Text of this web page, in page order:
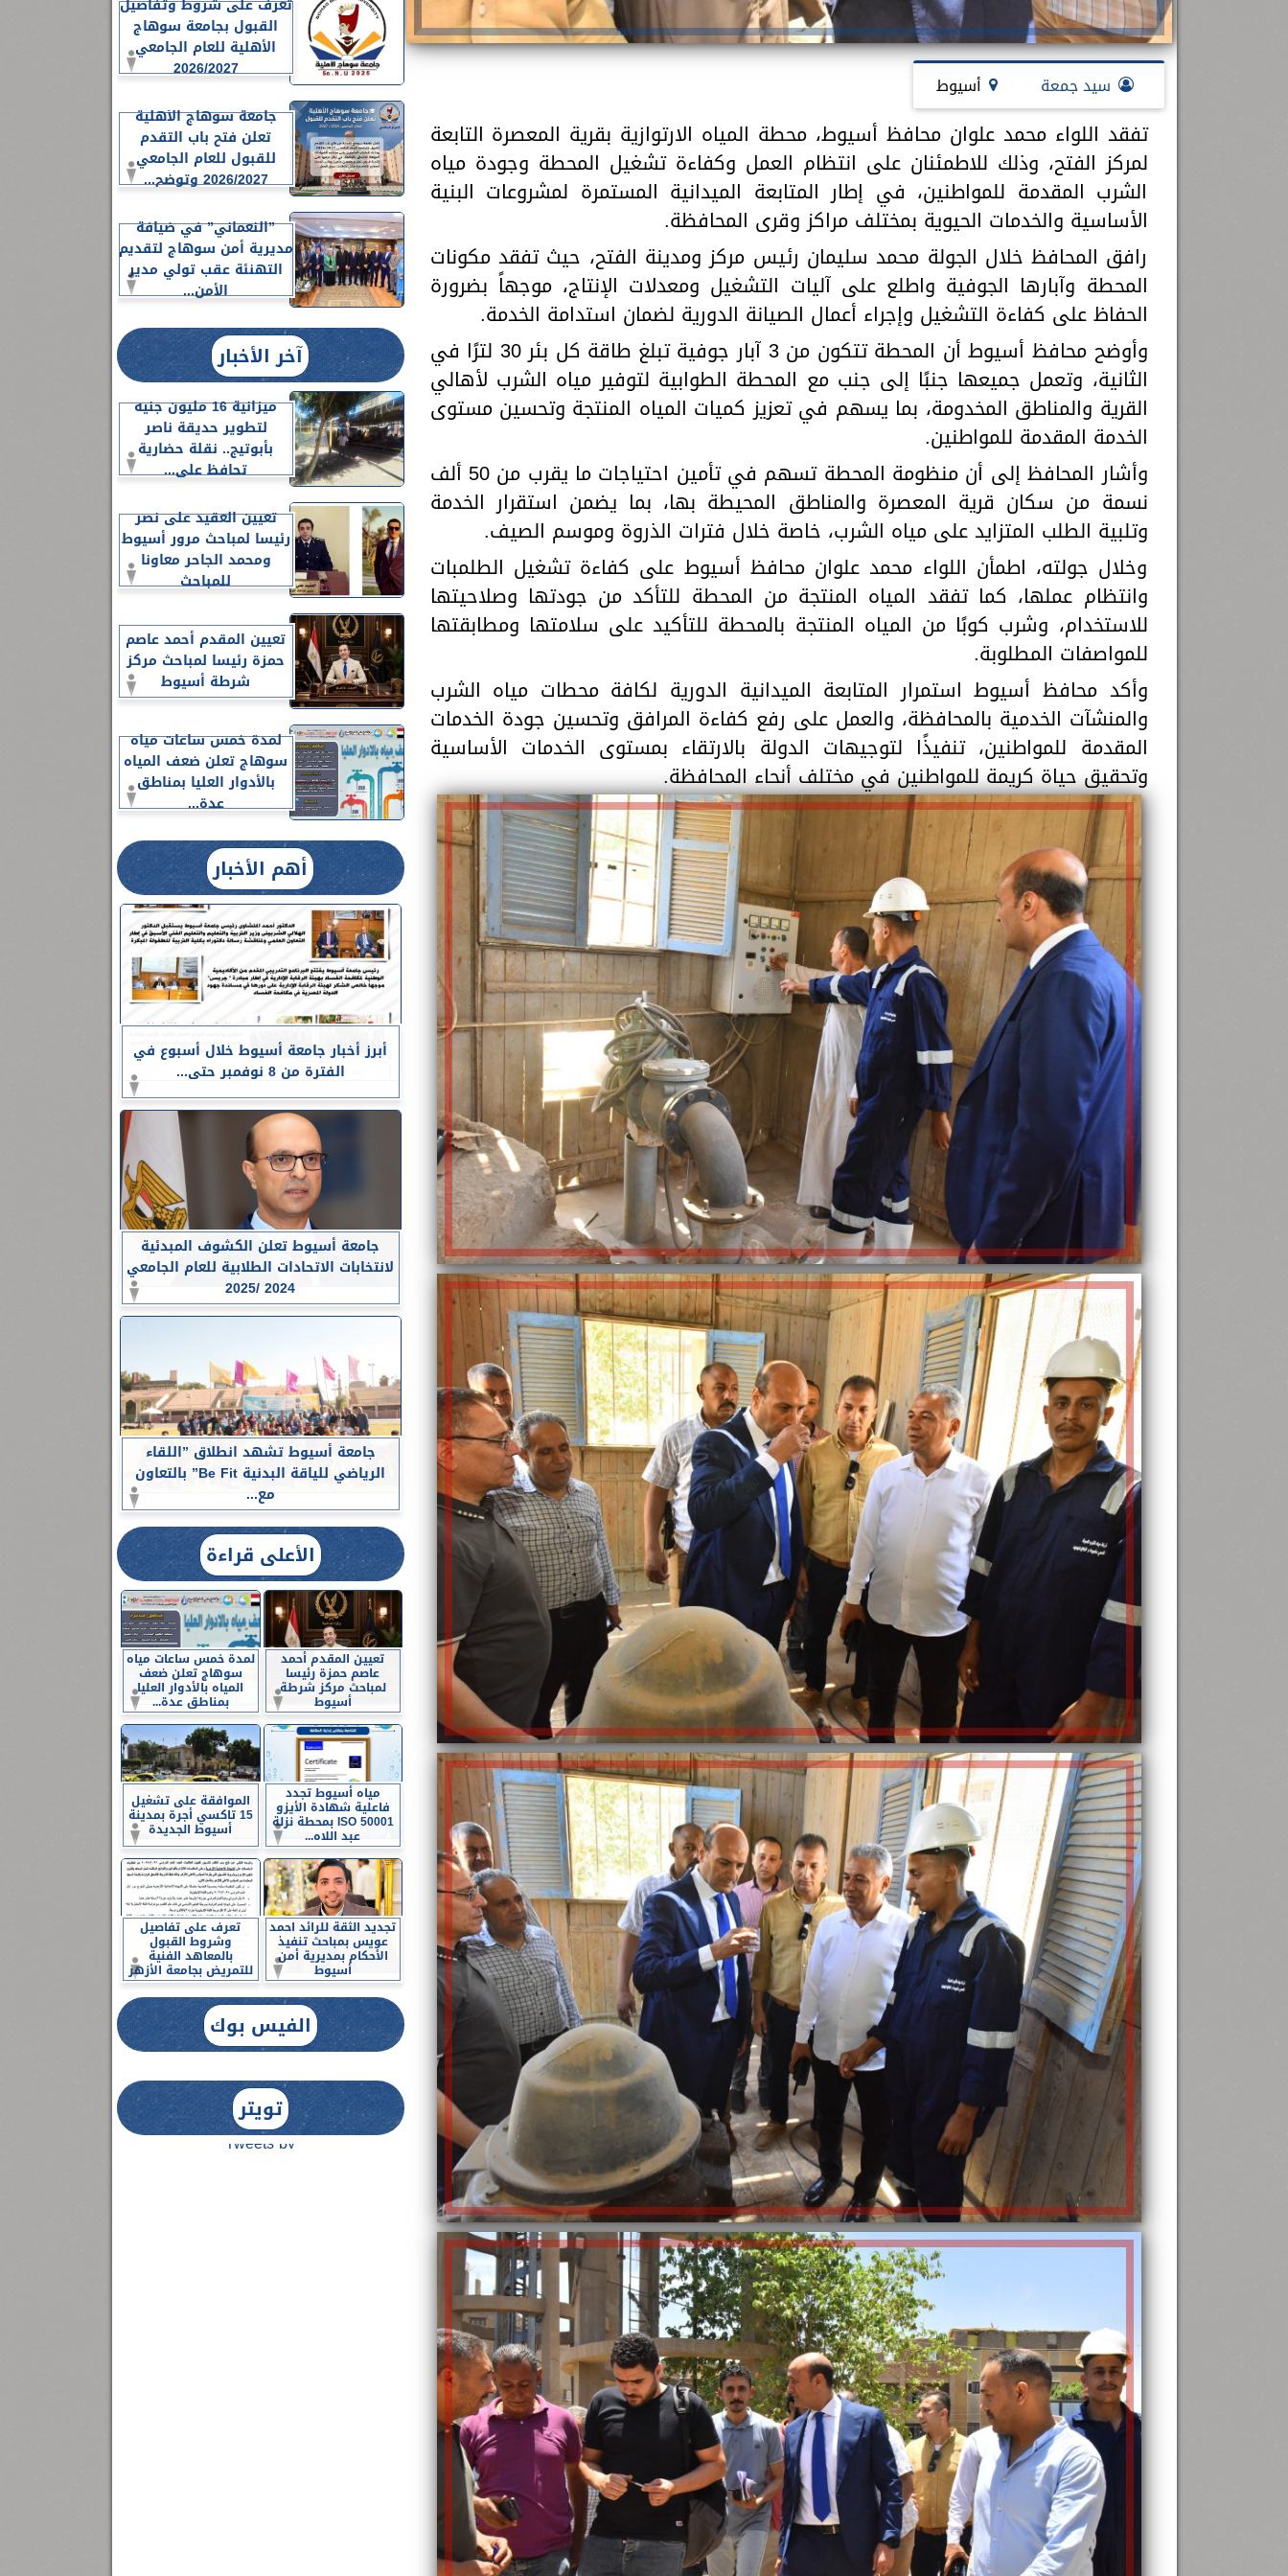
سيد جمعة أسيوط
تفقد اللواء محمد علوان محافظ أسيوط، محطة المياه الارتوازية بقرية المعصرة التابعة
لمركز الفتح، وذلك للاطمئنان على انتظام العمل وكفاءة تشغيل المحطة وجودة مياه
الشرب المقدمة للمواطنين، في إطار المتابعة الميدانية المستمرة لمشروعات البنية
الأساسية والخدمات الحيوية بمختلف مراكز وقرى المحافظة.
رافق المحافظ خلال الجولة محمد سليمان رئيس مركز ومدينة الفتح، حيث تفقد مكونات
المحطة وآبارها الجوفية واطلع على آليات التشغيل ومعدلات الإنتاج، موجهاً بضرورة
الحفاظ على كفاءة التشغيل وإجراء أعمال الصيانة الدورية لضمان استدامة الخدمة.
وأوضح محافظ أسيوط أن المحطة تتكون من 3 آبار جوفية تبلغ طاقة كل بئر 30 لترًا في
الثانية، وتعمل جميعها جنبًا إلى جنب مع المحطة الطوابية لتوفير مياه الشرب لأهالي
القرية والمناطق المخدومة، بما يسهم في تعزيز كميات المياه المنتجة وتحسين مستوى
الخدمة المقدمة للمواطنين.
وأشار المحافظ إلى أن منظومة المحطة تسهم في تأمين احتياجات ما يقرب من 50 ألف
نسمة من سكان قرية المعصرة والمناطق المحيطة بها، بما يضمن استقرار الخدمة
وتلبية الطلب المتزايد على مياه الشرب، خاصة خلال فترات الذروة وموسم الصيف.
وخلال جولته، اطمأن اللواء محمد علوان محافظ أسيوط على كفاءة تشغيل الطلمبات
وانتظام عملها، كما تفقد المياه المنتجة من المحطة للتأكد من جودتها وصلاحيتها
للاستخدام، وشرب كوبًا من المياه المنتجة بالمحطة للتأكيد على سلامتها ومطابقتها
للمواصفات المطلوبة.
وأكد محافظ أسيوط استمرار المتابعة الميدانية الدورية لكافة محطات مياه الشرب
والمنشآت الخدمية بالمحافظة، والعمل على رفع كفاءة المرافق وتحسين جودة الخدمات
المقدمة للمواطنين، تنفيذًا لتوجيهات الدولة بالارتقاء بمستوى الخدمات الأساسية
وتحقيق حياة كريمة للمواطنين في مختلف أنحاء المحافظة.
تعرف على شروط وتفاصيل
القبول بجامعة سوهاج
الأهلية للعام الجامعي
2026/2027
جامعة سوهاج الأهلية
تعلن فتح باب التقدم
للقبول للعام الجامعي
2026/2027 وتوضح...
”النعماني” في ضيافة
مديرية أمن سوهاج لتقديم
التهنئة عقب تولي مدير
الأمن...
آخر الأخبار
ميزانية 16 مليون جنيه
لتطوير حديقة ناصر
بأبوتيج.. نقلة حضارية
تحافظ على...
تعيين العقيد على نصر
رئيسا لمباحث مرور أسيوط
ومحمد الجاحر معاونا
للمباحث
تعيين المقدم أحمد عاصم
حمزة رئيسا لمباحث مركز
شرطة أسيوط
لمدة خمس ساعات مياه
سوهاج تعلن ضعف المياه
بالأدوار العليا بمناطق
عدة...
أهم الأخبار
أبرز أخبار جامعة أسيوط خلال أسبوع في
الفترة من 8 نوفمبر حتى...
جامعة أسيوط تعلن الكشوف المبدئية
لانتخابات الاتحادات الطلابية للعام الجامعي
2024 /2025
جامعة أسيوط تشهد انطلاق ”اللقاء
الرياضي للياقة البدنية Be Fit” بالتعاون
مع...
الأعلى قراءة
تعيين المقدم أحمد
عاصم حمزة رئيسا
لمباحث مركز شرطة
أسيوط
لمدة خمس ساعات مياه
سوهاج تعلن ضعف
المياه بالأدوار العليا
بمناطق عدة...
مياه أسيوط تجدد
فاعلية شهادة الأيزو
ISO 50001 بمحطة نزلة
عبد اللاه...
الموافقة على تشغيل
15 تاكسي أجرة بمدينة
أسيوط الجديدة
تجديد الثقة للرائد احمد
عويس بمباحث تنفيذ
الأحكام بمديرية أمن
أسيوط
تعرف على تفاصيل
وشروط القبول
بالمعاهد الفنية
للتمريض بجامعة الأزهر
الفيس بوك
تويتر
Tweets by